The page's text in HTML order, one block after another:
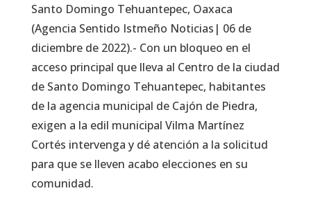
Santo Domingo Tehuantepec, Oaxaca
(Agencia Sentido Istmeño Noticias| 06 de
diciembre de 2022).- Con un bloqueo en el
acceso principal que lleva al Centro de la ciudad
de Santo Domingo Tehuantepec, habitantes
de la agencia municipal de Cajón de Piedra,
exigen a la edil municipal Vilma Martínez
Cortés intervenga y dé atención a la solicitud
para que se lleven acabo elecciones en su
comunidad.